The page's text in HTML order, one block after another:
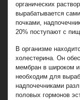
органических
вырабатывается
почками,
20% поступают с
В организме
холестерина. Он
мембран в широком
необходим для
надпочечниками
половых гормонов